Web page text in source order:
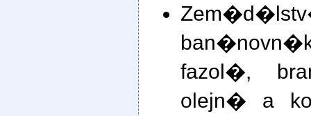
fazol�,
olejn� a